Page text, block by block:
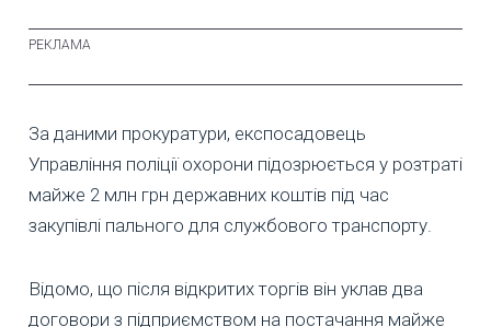
За даними прокуратури, експосадовець
Управління поліції охорони підозрюється у розтраті
майже 2 млн грн державних коштів під час
закупівлі пального для службового транспорту.
Відомо, що після відкритих торгів він уклав два
договори з підприємством на постачання майже